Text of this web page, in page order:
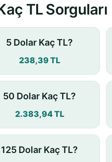
TL Sorguları
5 Dolar Kaç TL?
238,39 TL
50 Dolar Kaç TL?
2.383,94 TL
125 Dolar Kaç TL?